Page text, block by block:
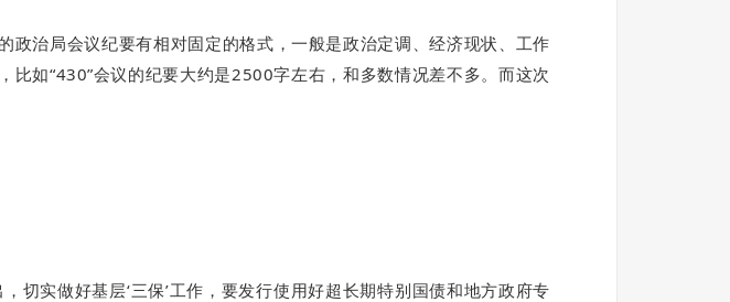
政治局会议纪要有相对固定的格式，一般是政治定调、经济现状、工作
如“430”会议的纪要大约是2500字左右，和多数情况差不多。而这次
切实做好基层‘三保’工作，要发行使用好超长期特别国债和地方政府专